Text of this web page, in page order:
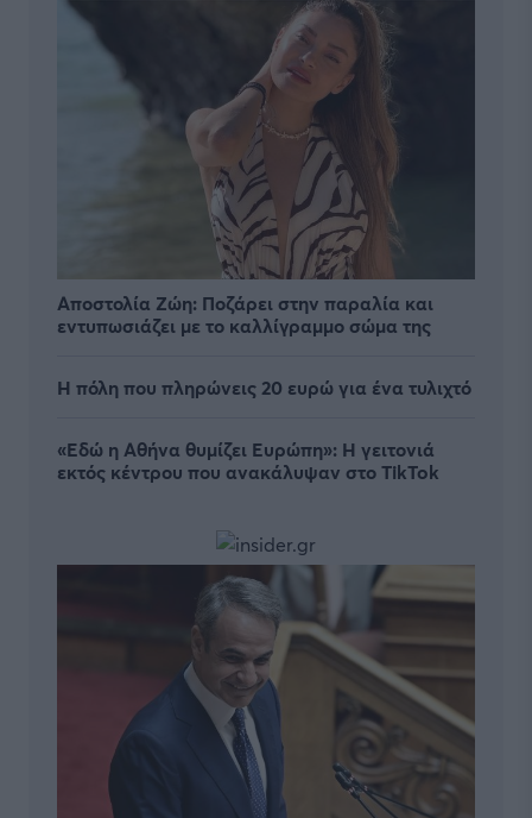
Αποστολία Ζώη: Ποζάρει στην παραλία και
εντυπωσιάζει με το καλλίγραμμο σώμα της
Η πόλη που πληρώνεις 20 ευρώ για ένα τυλιχτό
«Εδώ η Αθήνα θυμίζει Ευρώπη»: H γειτονιά
εκτός κέντρου που ανακάλυψαν στο TikTok